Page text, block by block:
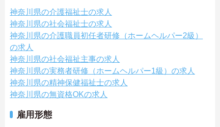
神奈川県の介護福祉士の求人
神奈川県の社会福祉士の求人
神奈川県の介護職員初任者研修（ホームヘルパー2級）
の求人
神奈川県の社会福祉主事の求人
神奈川県の実務者研修（ホームヘルパー1級）の求人
神奈川県の精神保健福祉士の求人
神奈川県の無資格OKの求人
雇用形態